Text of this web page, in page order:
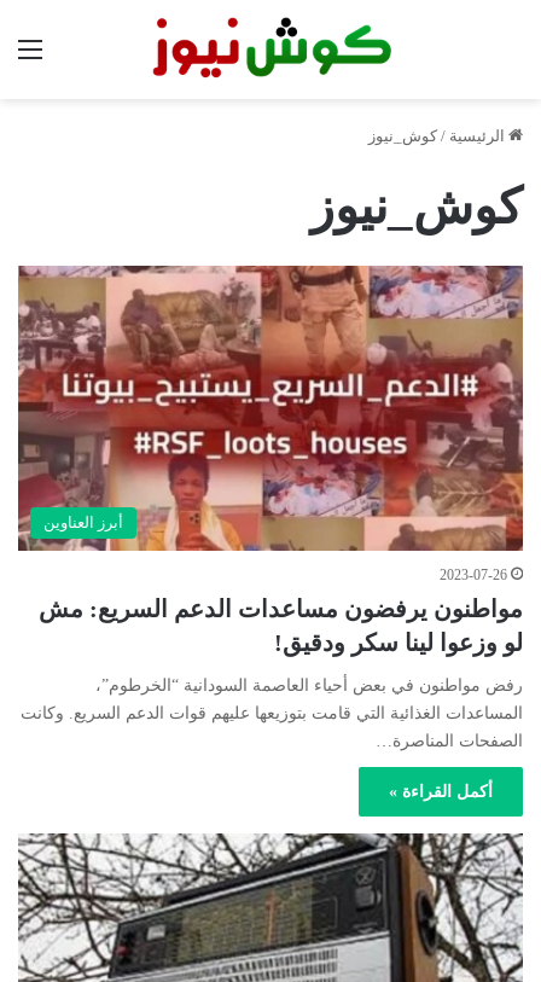
الرئيسية / كوش_نيوز
كوش_نيوز
أبرز العناوين
2023-07-26
مواطنون يرفضون مساعدات الدعم السريع: مش
لو وزعوا لينا سكر ودقيق!
رفض مواطنون في بعض أحياء العاصمة السودانية “الخرطوم”،
المساعدات الغذائية التي قامت بتوزيعها عليهم قوات الدعم السريع. وكانت
الصفحات المناصرة…
أكمل القراءة »